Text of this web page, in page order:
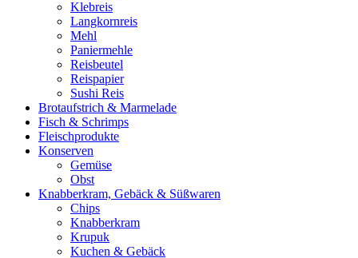
Klebreis
Langkornreis
Mehl
Paniermehle
Reisbeutel
Reispapier
Sushi Reis
Brotaufstrich & Marmelade
Fisch & Schrimps
Fleischprodukte
Konserven
Gemüse
Obst
Knabberkram, Gebäck & Süßwaren
Chips
Knabberkram
Krupuk
Kuchen & Gebäck